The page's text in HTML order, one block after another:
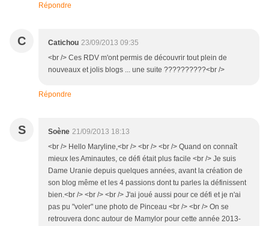
Répondre
C Catichou 23/09/2013 09:35
<br /> Ces RDV m'ont permis de découvrir tout plein de
nouveaux et jolis blogs ... une suite ??????????<br />
Répondre
S Soène 21/09/2013 18:13
<br /> Hello Maryline,<br /> <br /> <br /> Quand on connaît
mieux les Aminautes, ce défi était plus facile <br /> Je suis
Dame Uranie depuis quelques années, avant la création de
son blog même et les 4 passions dont tu parles la définissent
bien.<br /> <br /> <br /> J'ai joué aussi pour ce défi et je n'ai
pas pu "voler" une photo de Pinceau <br /> <br /> On se
retrouvera donc autour de Mamylor pour cette année 2013-